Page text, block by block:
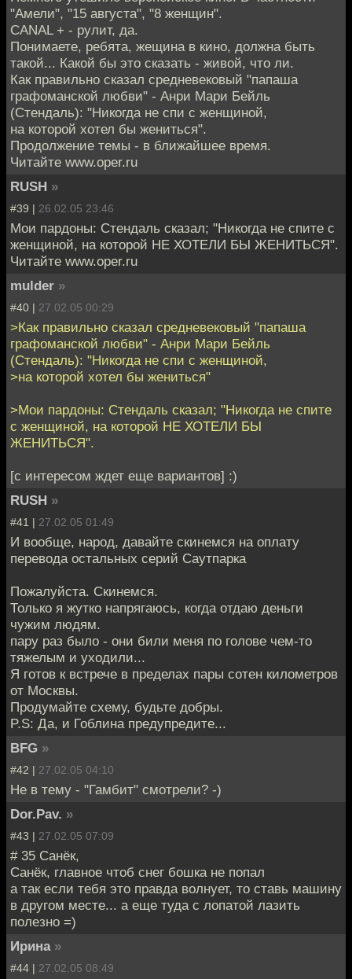
"Амели", "15 августа", "8 женщин".
CANAL + - рулит, да.
Понимаете, ребята, жещина в кино, должна быть
такой... Какой бы это сказать - живой, что ли.
Как правильно сказал средневековый "папаша
графоманской любви" - Анри Мари Бейль
(Стендаль): "Никогда не спи с женщиной,
на которой хотел бы жениться".
Продолжение темы - в ближайшее время.
Читайте www.oper.ru
RUSH »
#39 | 26.02.05 23:46
Мои пардоны: Стендаль сказал; "Никогда не спите с
женщиной, на которой НЕ ХОТЕЛИ БЫ ЖЕНИТЬСЯ".
Читайте www.oper.ru
mulder »
#40 | 27.02.05 00:29
>Как правильно сказал средневековый "папаша
графоманской любви" - Анри Мари Бейль
(Стендаль): "Никогда не спи с женщиной,
>на которой хотел бы жениться"
>Мои пардоны: Стендаль сказал; "Никогда не спите
с женщиной, на которой НЕ ХОТЕЛИ БЫ
ЖЕНИТЬСЯ".
[с интересом ждет еще вариантов] :)
RUSH »
#41 | 27.02.05 01:49
И вообще, народ, давайте скинемся на оплату
перевода остальных серий Саутпарка
Пожалуйста. Скинемся.
Только я жутко напрягаюсь, когда отдаю деньги
чужим людям.
пару раз было - они били меня по голове чем-то
тяжелым и уходили...
Я готов к встрече в пределах пары сотен километров
от Москвы.
Продумайте схему, будьте добры.
P.S: Да, и Гоблина предупредите...
BFG »
#42 | 27.02.05 04:10
Не в тему - "Гамбит" смотрели? -)
Dor.Pav. »
#43 | 27.02.05 07:09
# 35 Санёк,
Санёк, главное чтоб снег бошка не попал
а так если тебя это правда волнует, то ставь машину
в другом месте... а еще туда с лопатой лазить
полезно =)
Ирина »
#44 | 27.02.05 08:49